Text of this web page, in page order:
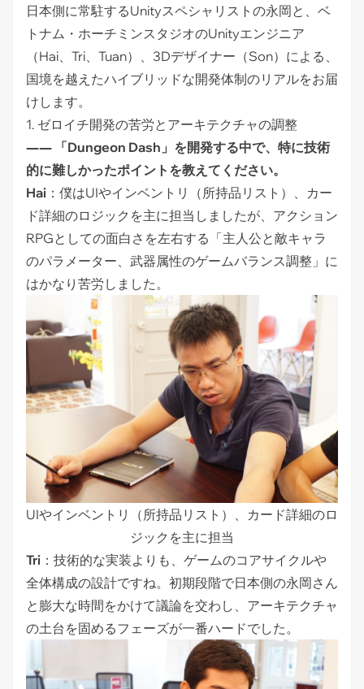
日本側に常駐するUnityスペシャリストの永岡と、ベ
トナム・ホーチミンスタジオのUnityエンジニア
（Hai、Tri、Tuan）、3Dデザイナー（Son）による、
国境を越えたハイブリッドな開発体制のリアルをお届
けします。
1. ゼロイチ開発の苦労とアーキテクチャの調整
―― 「Dungeon Dash」を開発する中で、特に技術
的に難しかったポイントを教えてください。
Hai ：僕はUIやインベントリ（所持品リスト）、カー
ド詳細のロジックを主に担当しましたが、アクション
RPGとしての面白さを左右する「主人公と敵キャラ
のパラメーター、武器属性のゲームバランス調整」に
はかなり苦労しました。
UIやインベントリ（所持品リスト）、カード詳細のロ
ジックを主に担当
Tri ：技術的な実装よりも、ゲームのコアサイクルや
全体構成の設計ですね。初期段階で日本側の永岡さん
と膨大な時間をかけて議論を交わし、アーキテクチャ
の土台を固めるフェーズが一番ハードでした。